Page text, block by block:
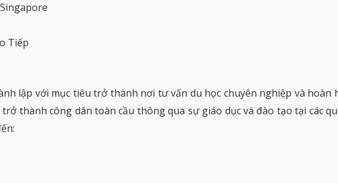
Tiếp
lập với mục tiêu trở thành nơi tư vấn du học chuyên nghiệp và hoàn
thành công dân toàn cầu thông qua sự giáo dục và đào tạo tại các